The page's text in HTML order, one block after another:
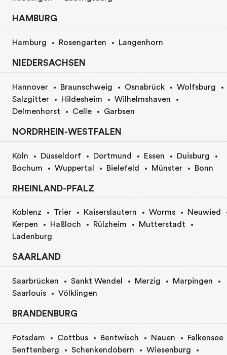
HAMBURG
Hamburg Rosengarten Langenhorn
NIEDERSACHSEN
Hannover Braunschweig Osnabrück
Wolfsburg
Salzgitter
Hildesheim
Wilhelmshaven
Delmenhorst
Celle Garbsen
NORDRHEIN-WESTFALEN
Köln Düsseldorf Dortmund Essen
Duisburg
Bochum
Wuppertal Bielefeld Münster Bonn
RHEINLAND-PFALZ
Koblenz Trier Kaiserslautern Worms
Neuwied
Kerpen
Haßloch Rülzheim
Mutterstadt
Ladenburg
SAARLAND
Saarbrücken Sankt Wendel Merzig
Marpingen
Saarlouis
Völklingen
BRANDENBURG
Potsdam Cottbus Bentwisch Nauen
Falkensee
Senftenberg
Schenkendöbern
Wiesenburg